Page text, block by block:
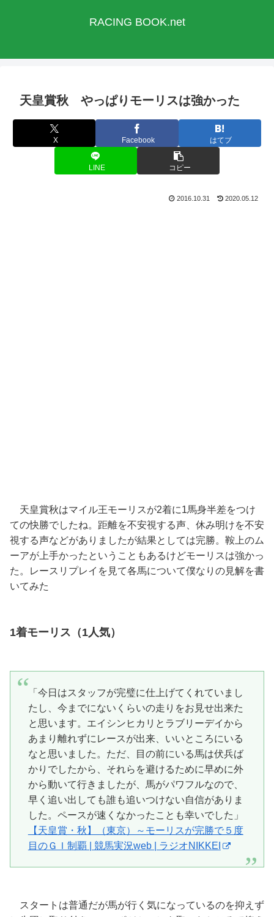
RACING BOOK.net
天皇賞秋 やっぱりモーリスは強かった
X Facebook はてブ
LINE コピー
2016.10.31 2020.05.12
天皇賞秋はマイル王モーリスが2着に1馬身半差をつけ
ての快勝でしたね。距離を不安視する声、休み明けを不安
視する声などがありましたが結果としては完勝。鞍上のム
ーアが上手かったということもあるけどモーリスは強かっ
た。レースリプレイを見て各馬について僕なりの見解を書
いてみた
1着モーリス（1人気）
「今日はスタッフが完璧に仕上げてくれていまし
たし、今までにないくらいの走りをお見せ出来た
と思います。エイシンヒカリとラブリーデイから
あまり離れずにレースが出来、いいところにいる
なと思いました。ただ、目の前にいる馬は伏兵ば
かりでしたから、それらを避けるために早めに外
から動いて行きましたが、馬がパワフルなので、
早く追い出しても誰も追いつけない自信がありま
した。ペースが速くなかったことも幸いでした」
【天皇賞・秋】（東京）～モーリスが完勝で５度
目のＧＩ制覇 | 競馬実況web | ラジオNIKKEI
スタートは普通だが馬が行く気になっているのを抑えず